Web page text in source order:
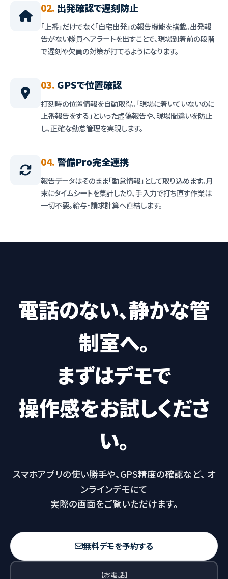
02. 出発確認で遅刻防止
「上番」だけでなく「自宅出発」の報告機能を搭載。出発報
告がない隊員へアラートを出すことで、現場到着前の段階
で遅刻や欠員の対策が打てるようになります。
03. GPSで位置確認
打刻時の位置情報を自動取得。「現場に着いていないのに
上番報告をする」といった虚偽報告や、現場間違いを防止
し、正確な勤怠管理を実現します。
04.警備Pro完全連携
報告データはそのまま「勤怠情報」として取り込めます。月
末にタイムシートを集計したり、手入力で打ち直す作業は
一切不要。給与・請求計算へ直結します。
電話のない、静かな管
制室へ。
まずはデモで
操作感をお試しくださ
い。
スマホアプリの使い勝手や、GPS精度の確認など、 オ
ンラインデモにて
実際の画面をご覧いただけます。
無料デモを予約する
【お電話】